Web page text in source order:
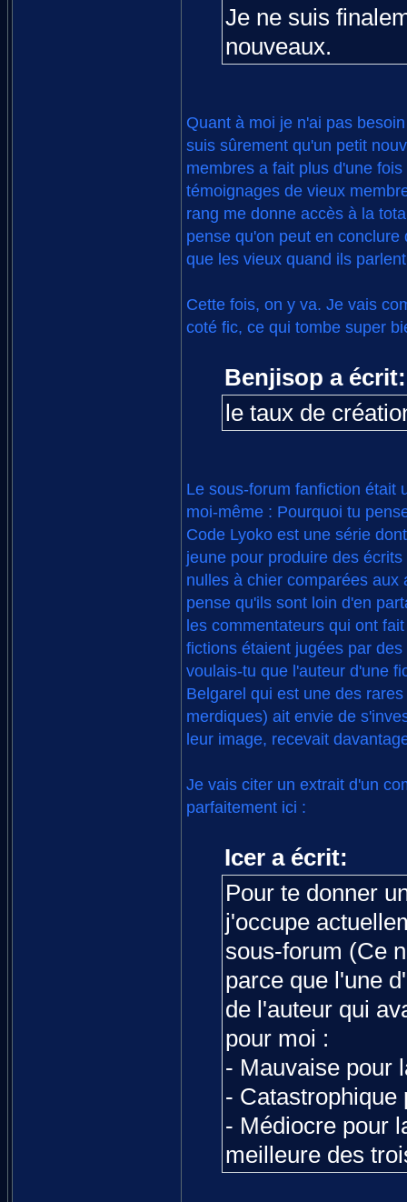
Je ne suis
nouveaux.
Quant à moi je n'ai pas
suis sûrement qu'un petit
membres a fait plus d'une
témoignages de vieux
rang me donne accès à la
pense qu'on peut en
que les vieux quand ils
Cette fois, on y va. Je vais
coté fic, ce qui tombe super
Benjisop a écrit:
le taux de
Le sous-forum fanfiction était
moi-même : Pourquoi tu
Code Lyoko est une série
jeune pour produire des
nulles à chier comparées
pense qu'ils sont loin d'en
les commentateurs qui ont
fictions étaient jugées par
voulais-tu que l'auteur d'une
Belgarel qui est une des
merdiques) ait envie de
leur image, recevait
Je vais citer un extrait d'un
parfaitement ici :
Icer a écrit:
Pour te donner
j'occupe
sous-forum (Ce
parce que l'une
de l'auteur qui
pour moi :
- Mauvaise pour
- Catastrophique
- Médiocre pour
meilleure des